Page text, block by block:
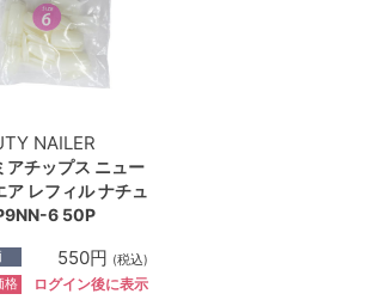
NAILER
アチップス ニュー
ア レフィル ナチュ
6 50P
550円 (税込)
格 ログイン後に表示